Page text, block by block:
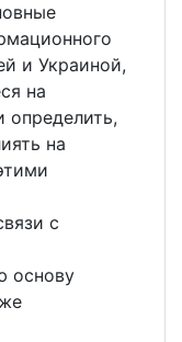
и Украиной,
на
на
с
основу